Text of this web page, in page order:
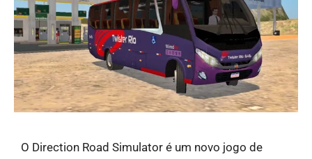
O Direction Road Simulator é um novo jogo de